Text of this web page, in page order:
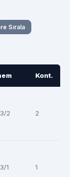
Sırala
Kont.
2 2
1 1